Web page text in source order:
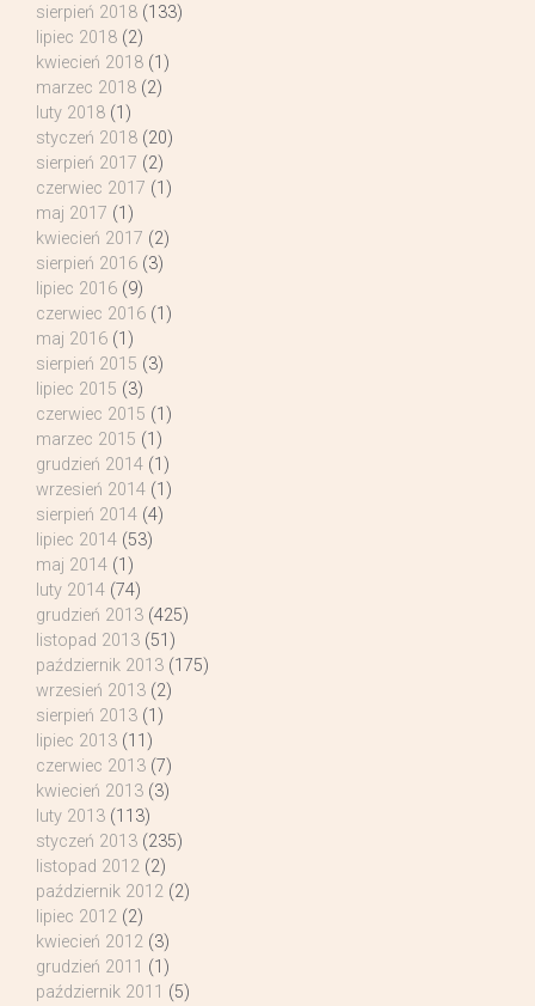
sierpień 2018 (133)
lipiec 2018 (2)
kwiecień 2018 (1)
marzec 2018 (2)
luty 2018 (1)
styczeń 2018 (20)
sierpień 2017 (2)
czerwiec 2017 (1)
maj 2017 (1)
kwiecień 2017 (2)
sierpień 2016 (3)
lipiec 2016 (9)
czerwiec 2016 (1)
maj 2016 (1)
sierpień 2015 (3)
lipiec 2015 (3)
czerwiec 2015 (1)
marzec 2015 (1)
grudzień 2014 (1)
wrzesień 2014 (1)
sierpień 2014 (4)
lipiec 2014 (53)
maj 2014 (1)
luty 2014 (74)
grudzień 2013 (425)
listopad 2013 (51)
październik 2013 (175)
wrzesień 2013 (2)
sierpień 2013 (1)
lipiec 2013 (11)
czerwiec 2013 (7)
kwiecień 2013 (3)
luty 2013 (113)
styczeń 2013 (235)
listopad 2012 (2)
październik 2012 (2)
lipiec 2012 (2)
kwiecień 2012 (3)
grudzień 2011 (1)
październik 2011 (5)